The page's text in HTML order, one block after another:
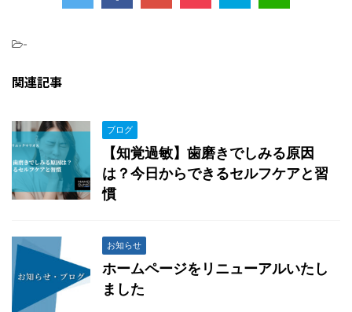
-
関連記事
ブログ
【知覚過敏】歯磨きでしみる原因
は？今日からできるセルフケアと習
慣
お知らせ
ホームページをリニューアルいたし
ました